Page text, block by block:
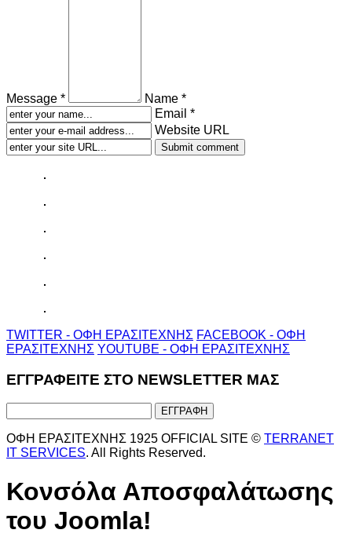
Message *
Name *
Email *
Website URL
TWITTER - ΟΦΗ ΕΡΑΣΙΤΕΧΝΗΣ FACEBOOK - ΟΦΗ
ΕΡΑΣΙΤΕΧΝΗΣ YOUTUBE - ΟΦΗ ΕΡΑΣΙΤΕΧΝΗΣ
ΕΓΓΡΑΦΕΙΤΕ ΣΤΟ NEWSLETTER ΜΑΣ
ΟΦΗ ΕΡΑΣΙΤΕΧΝΗΣ 1925 OFFICIAL SITE © TERRANET
IT SERVICES. All Rights Reserved.
Κονσόλα Αποσφαλάτωσης
του Joomla!